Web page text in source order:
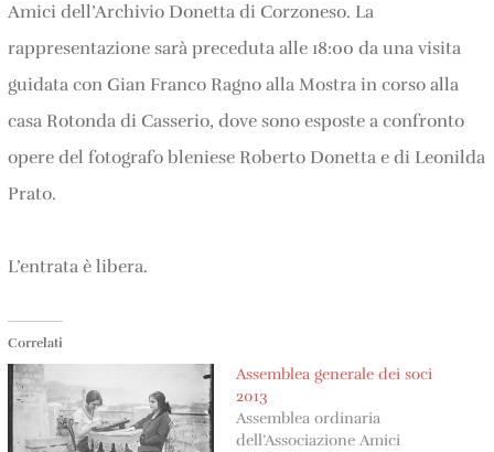
Amici dell’Archivio Donetta di Corzoneso. La
rappresentazione sarà preceduta alle 18:00 da una visita
guidata con Gian Franco Ragno alla Mostra in corso alla
casa Rotonda di Casserio, dove sono esposte a confronto
opere del fotografo bleniese Roberto Donetta e di Leonilda
Prato.
L’entrata è libera.
Correlati
Assemblea generale dei soci
2013
Assemblea ordinaria
dell’Associazione Amici